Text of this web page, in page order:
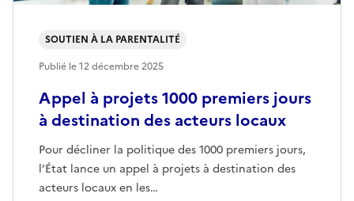
Appel à projets 1000 premiers jours
à destination des acteurs locaux
Pour décliner la politique des 1000 premiers jours,
l’État lance un appel à projets à destination des
acteurs locaux en les…
SOUTIEN À LA PARENTALITÉ
Publié le12 décembre 2025